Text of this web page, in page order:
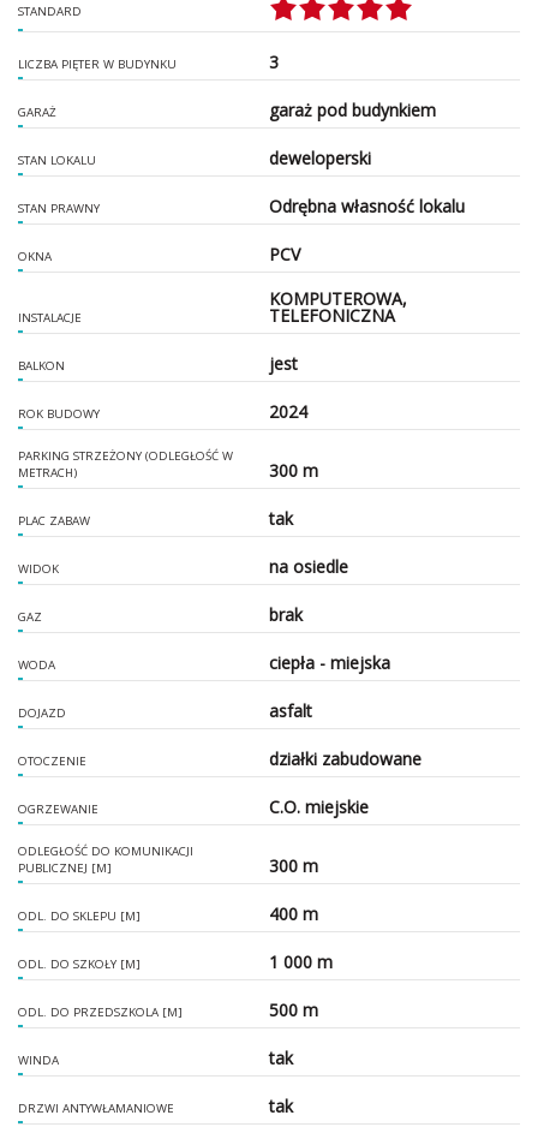
STANDARD
LICZBA PIĘTER W BUDYNKU 3
GARAŻ garaż pod budynkiem
STAN LOKALU deweloperski
STAN PRAWNY Odrębna własność lokalu
OKNA PCV
INSTALACJE
KOMPUTEROWA,
TELEFONICZNA
BALKON jest
ROK BUDOWY 2024
PARKING STRZEŻONY (ODLEGŁOŚĆ W
METRACH)
300 m
PLAC ZABAW tak
WIDOK na osiedle
GAZ brak
WODA ciepła - miejska
DOJAZD asfalt
OTOCZENIE działki zabudowane
OGRZEWANIE C.O. miejskie
ODLEGŁOŚĆ DO KOMUNIKACJI
PUBLICZNEJ [M]
300 m
ODL. DO SKLEPU [M] 400 m
ODL. DO SZKOŁY [M] 1 000 m
ODL. DO PRZEDSZKOLA [M] 500 m
WINDA tak
DRZWI ANTYWŁAMANIOWE tak